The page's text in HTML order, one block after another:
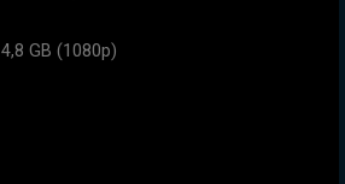
4,8 GB (1080p)